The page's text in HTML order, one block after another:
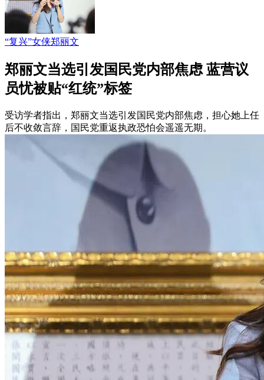
“复兴”女侠郑丽文
郑丽文当选引发国民党内部焦虑 蓝营议
员忧被贴“红统”标签
受访学者指出，郑丽文当选引发国民党内部焦虑，担心她上任
后不收敛言辞，国民党重返执政恐怕会遥遥无期。